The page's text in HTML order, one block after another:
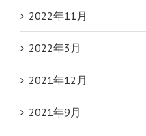
2022年11月
2022年3月
2021年12月
2021年9月